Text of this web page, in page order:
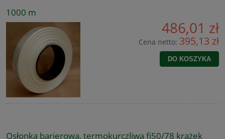
1000 m
486,01 zł
Cena netto: 395,13 zł
DO KOSZYKA
Osłonka barierowa, termokurczliwa fi50/78 krążek